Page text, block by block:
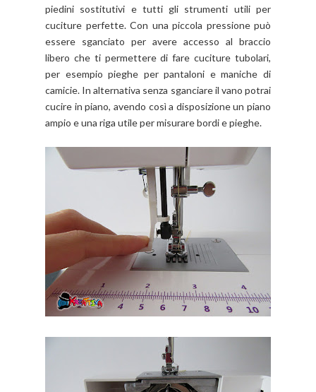
piedini sostitutivi e tutti gli strumenti utili per
cuciture perfette. Con una piccola pressione può
essere sganciato per avere accesso al braccio
libero che ti permettere di fare cuciture tubolari,
per esempio pieghe per pantaloni e maniche di
camicie. In alternativa senza sganciare il vano potrai
cucire in piano, avendo così a disposizione un piano
ampio e una riga utile per misurare bordi e pieghe.